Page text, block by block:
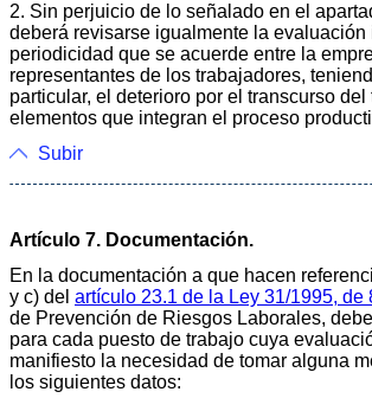
2. Sin perjuicio de lo señalado en el
deberá revisarse igualmente la evaluación
periodicidad que se acuerde entre la
representantes de los trabajadores,
particular, el deterioro por el transcurso
elementos que integran el proceso
Subir
Artículo 7. Documentación.
En la documentación a que hacen
y c) del artículo 23.1 de la Ley 31/1995, de
de Prevención de Riesgos Laborales,
para cada puesto de trabajo cuya
manifiesto la necesidad de tomar alguna
los siguientes datos: